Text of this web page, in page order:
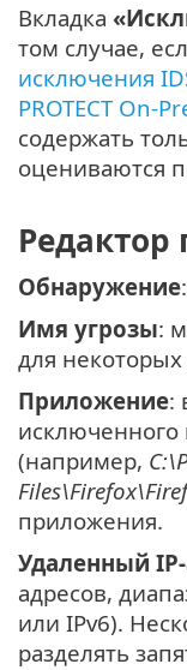
Вкладка
том случае,
исключения
PROTECT On-
содержать
оцениваются
Редактор
Обнаружение
Имя угрозы:
для
Приложение:
(например,
приложения.
Удаленный
адресов,
или IPv6).
разделять